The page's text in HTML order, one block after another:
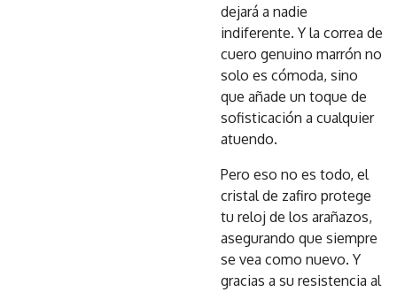
dejará a nadie
indiferente. Y la correa de
cuero genuino marrón no
solo es cómoda, sino
que añade un toque de
sofisticación a cualquier
atuendo.
Pero eso no es todo, el
cristal de zafiro protege
tu reloj de los arañazos,
asegurando que siempre
se vea como nuevo. Y
gracias a su resistencia al